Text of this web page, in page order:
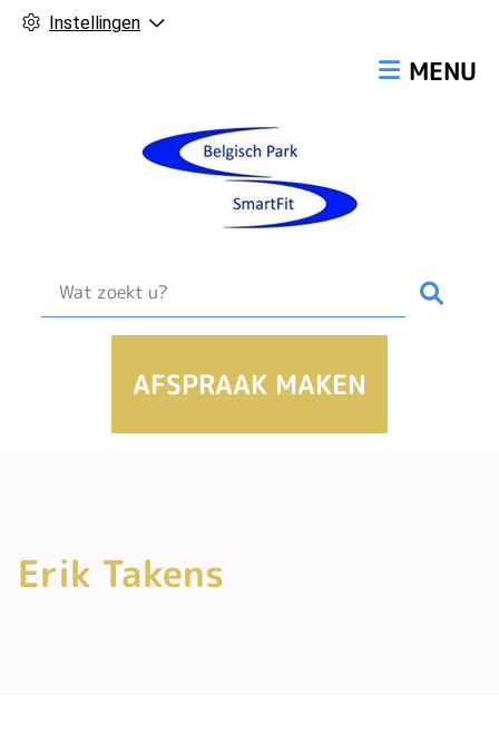
Instellingen
MENU
AFSPRAAK MAKEN
Erik Takens